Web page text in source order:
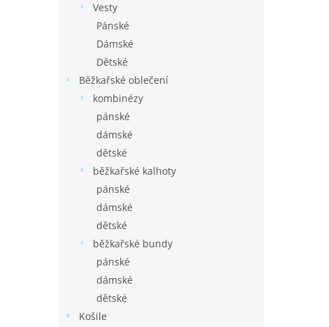
Vesty
Pánské
Dámské
Dětské
Běžkařské oblečení
kombinézy
pánské
dámské
dětské
běžkařské kalhoty
pánské
dámské
dětské
běžkařské bundy
pánské
dámské
dětské
Košile